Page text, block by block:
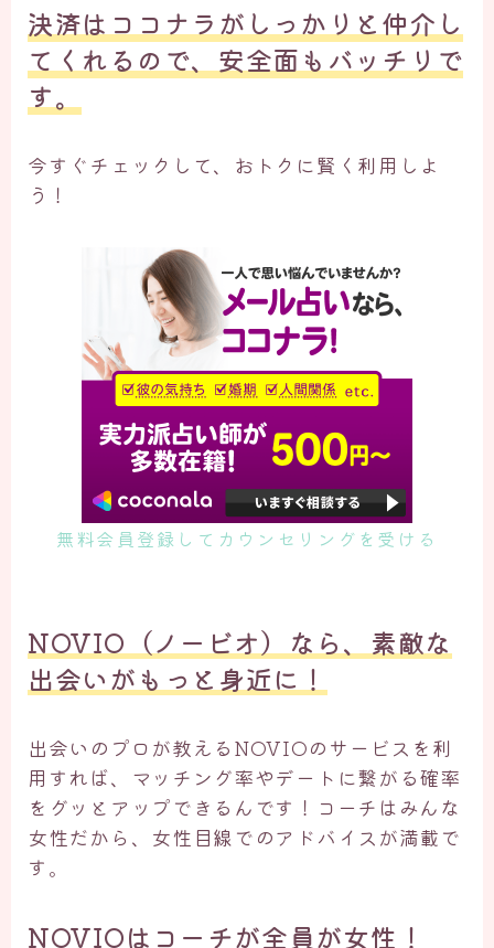
決済はココナラがしっかりと仲介し
てくれるので、安全面もバッチリで
す。
今すぐチェックして、おトクに賢く利用しよ
う！
無料会員登録してカウンセリングを受ける
NOVIO（ノービオ）なら、素敵な
出会いがもっと身近に！
出会いのプロが教えるNOVIOのサービスを利
用すれば、マッチング率やデートに繋がる確率
をグッとアップできるんです！コーチはみんな
女性だから、女性目線でのアドバイスが満載で
す。
NOVIOはコーチが全員が女性！